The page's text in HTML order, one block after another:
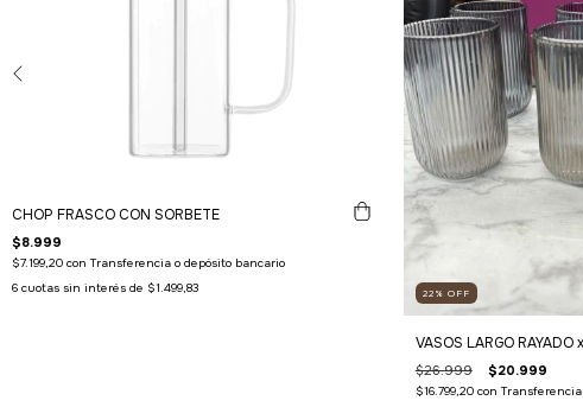
CHOP FRASCO CON SORBETE
$8.999
$7.199,20 con Transferencia o depósito bancario
6 cuotas sin interés de $1.499,83 22 % OFF
VASOS LARGO RAYADO
$26.999 $20.999
$16.799,20 con